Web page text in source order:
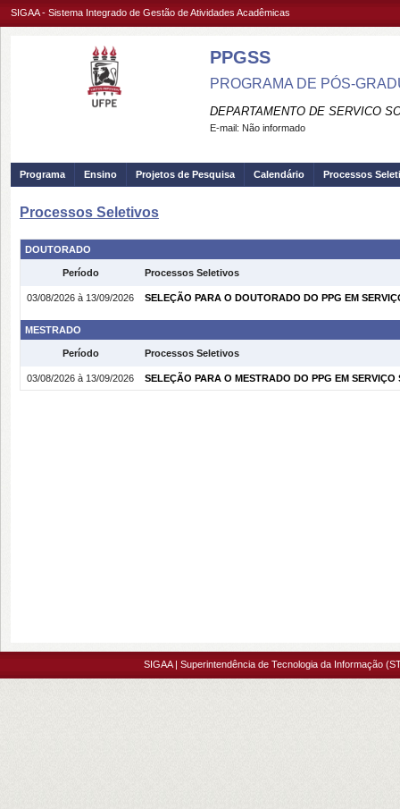
SIGAA - Sistema Integrado de Gestão de Atividades Acadêmicas
PPGSS
PROGRAMA DE PÓS-
DEPARTAMENTO DE SERVICO
E-mail: Não informado
Programa Ensino Projetos de Pesquisa Calendário Processos
Processos Seletivos
DOUTORADO
Período Processos Seletivos
03/08/2026 à 13/09/2026 SELEÇÃO PARA O DOUTORADO DO PPG EM
MESTRADO
Período Processos Seletivos
03/08/2026 à 13/09/2026 SELEÇÃO PARA O MESTRADO DO PPG EM
SIGAA | Superintendência de Tecnologia da Informação